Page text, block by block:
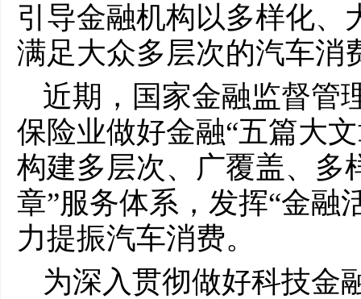
引导金融机构以多样化、
满足大众多层次的汽车消
近期，国家金融监督管
保险业做好金融“五篇大
构建多层次、广覆盖、多
章”服务体系，发挥“金融
力提振汽车消费。
为深入贯彻做好科技金